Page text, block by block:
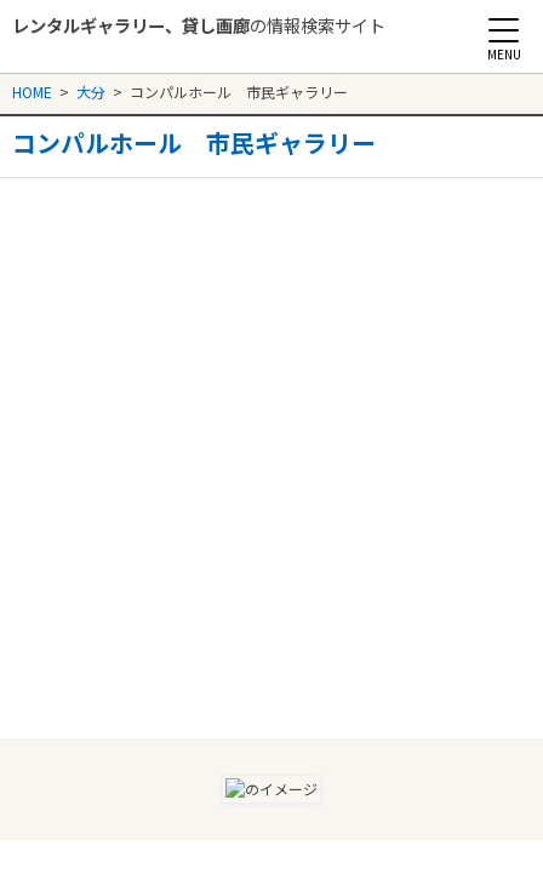
レンタルギャラリー、貸し画廊の情報検索サイト
Rental Gallery jp
HOME > 大分 > コンパルホール 市民ギャラリー
コンパルホール 市民ギャラリー